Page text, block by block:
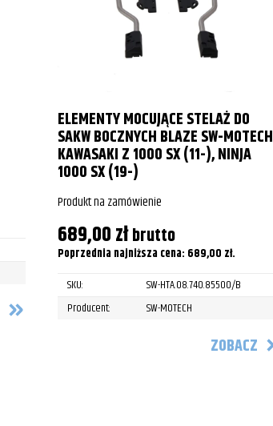
ELEMENTY MOCUJĄCE STELAŻ DO
SAKW BOCZNYCH BLAZE SW-MOTECH
KAWASAKI Z 1000 SX (11-), NINJA
1000 SX (19-)
Produkt na zamówienie
689,00złbrutto
Poprzednia najniższa cena: 689,00 zł.
SKU:
SW-HTA.08.740.85500/B
Producent:
SW-MOTECH
ZOBACZ